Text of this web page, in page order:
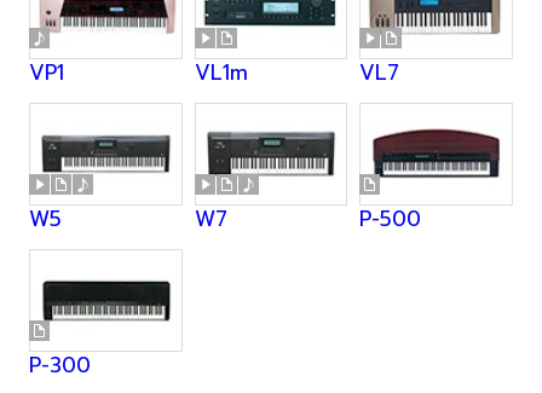
VP1 VL1m VL7
W5 W7 P-500
P-300